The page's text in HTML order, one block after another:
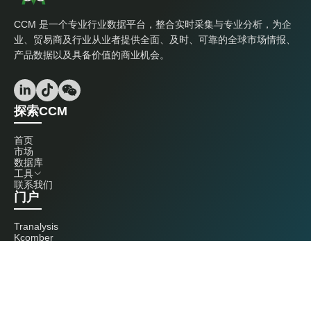
CCM 是一个专业行业数据平台，整合实时采集与专业分析，为企
业、贸易商及行业从业者提供全面、及时、可靠的全球市场情报、
产品数据以及具备价值的商业机会。
探索CCM
首页
市场
数据库
工具
联系我们
门户
Tranalysis
Kcomber